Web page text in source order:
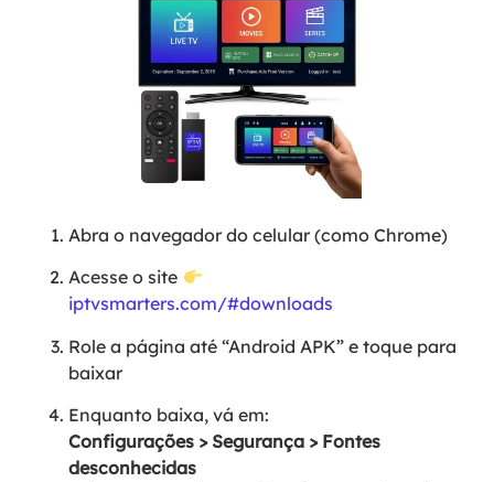
Abra o navegador do celular (como Chrome)
Acesse o site
iptvsmarters.com/#downloads
Role a página até “Android APK” e toque para
baixar
Enquanto baixa, vá em:
Configurações > Segurança > Fontes
desconhecidas